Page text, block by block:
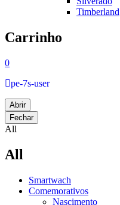
Timberland
Carrinho
0
pe-7s-user
Abrir
Fechar
All
All
Smartwach
Comemorativos
Nascimento